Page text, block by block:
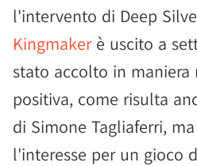
l'intervento di Deep
Kingmakerè uscito a
stato accolto in maniera
positiva, come risulta
di Simone Tagliaferri,
l'interesse per un gioco